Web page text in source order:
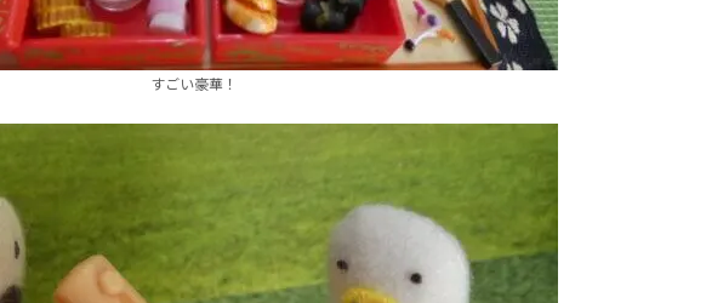
すごい豪華！